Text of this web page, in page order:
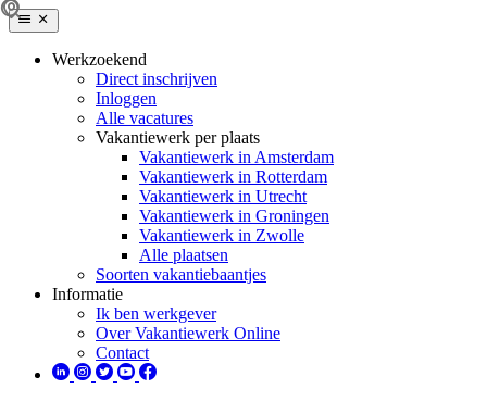
Werkzoekend
Direct inschrijven
Inloggen
Alle vacatures
Vakantiewerk per plaats
Vakantiewerk in Amsterdam
Vakantiewerk in Rotterdam
Vakantiewerk in Utrecht
Vakantiewerk in Groningen
Vakantiewerk in Zwolle
Alle plaatsen
Soorten vakantiebaantjes
Informatie
Ik ben werkgever
Over Vakantiewerk Online
Contact